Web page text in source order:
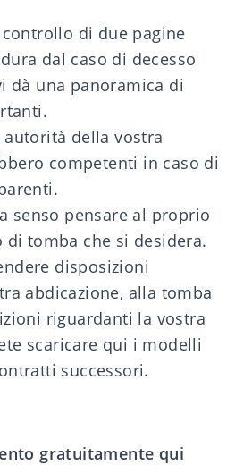
di due pagine
dal caso di decesso
dà una panoramica di
della vostra
competenti in caso di
senso pensare al proprio
di tomba che si desidera.
disposizioni
abdicazione, alla tomba
riguardanti la vostra
scaricare qui i modelli
successori.
gratuitamente qui